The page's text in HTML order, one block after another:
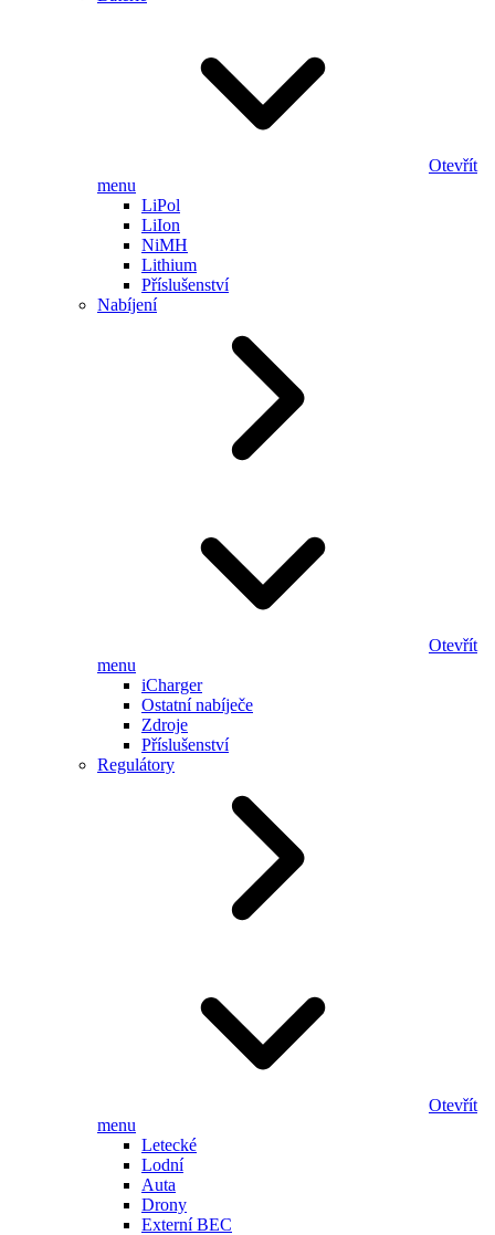
Otevřít
menu
LiPol
LiIon
NiMH
Lithium
Příslušenství
Nabíjení
Otevřít
menu
iCharger
Ostatní nabíječe
Zdroje
Příslušenství
Regulátory
Otevřít
menu
Letecké
Lodní
Auta
Drony
Externí BEC